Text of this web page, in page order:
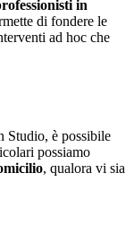
in
di fondere le
ad hoc che
Studio, è possibile
possiamo
, qualora vi sia